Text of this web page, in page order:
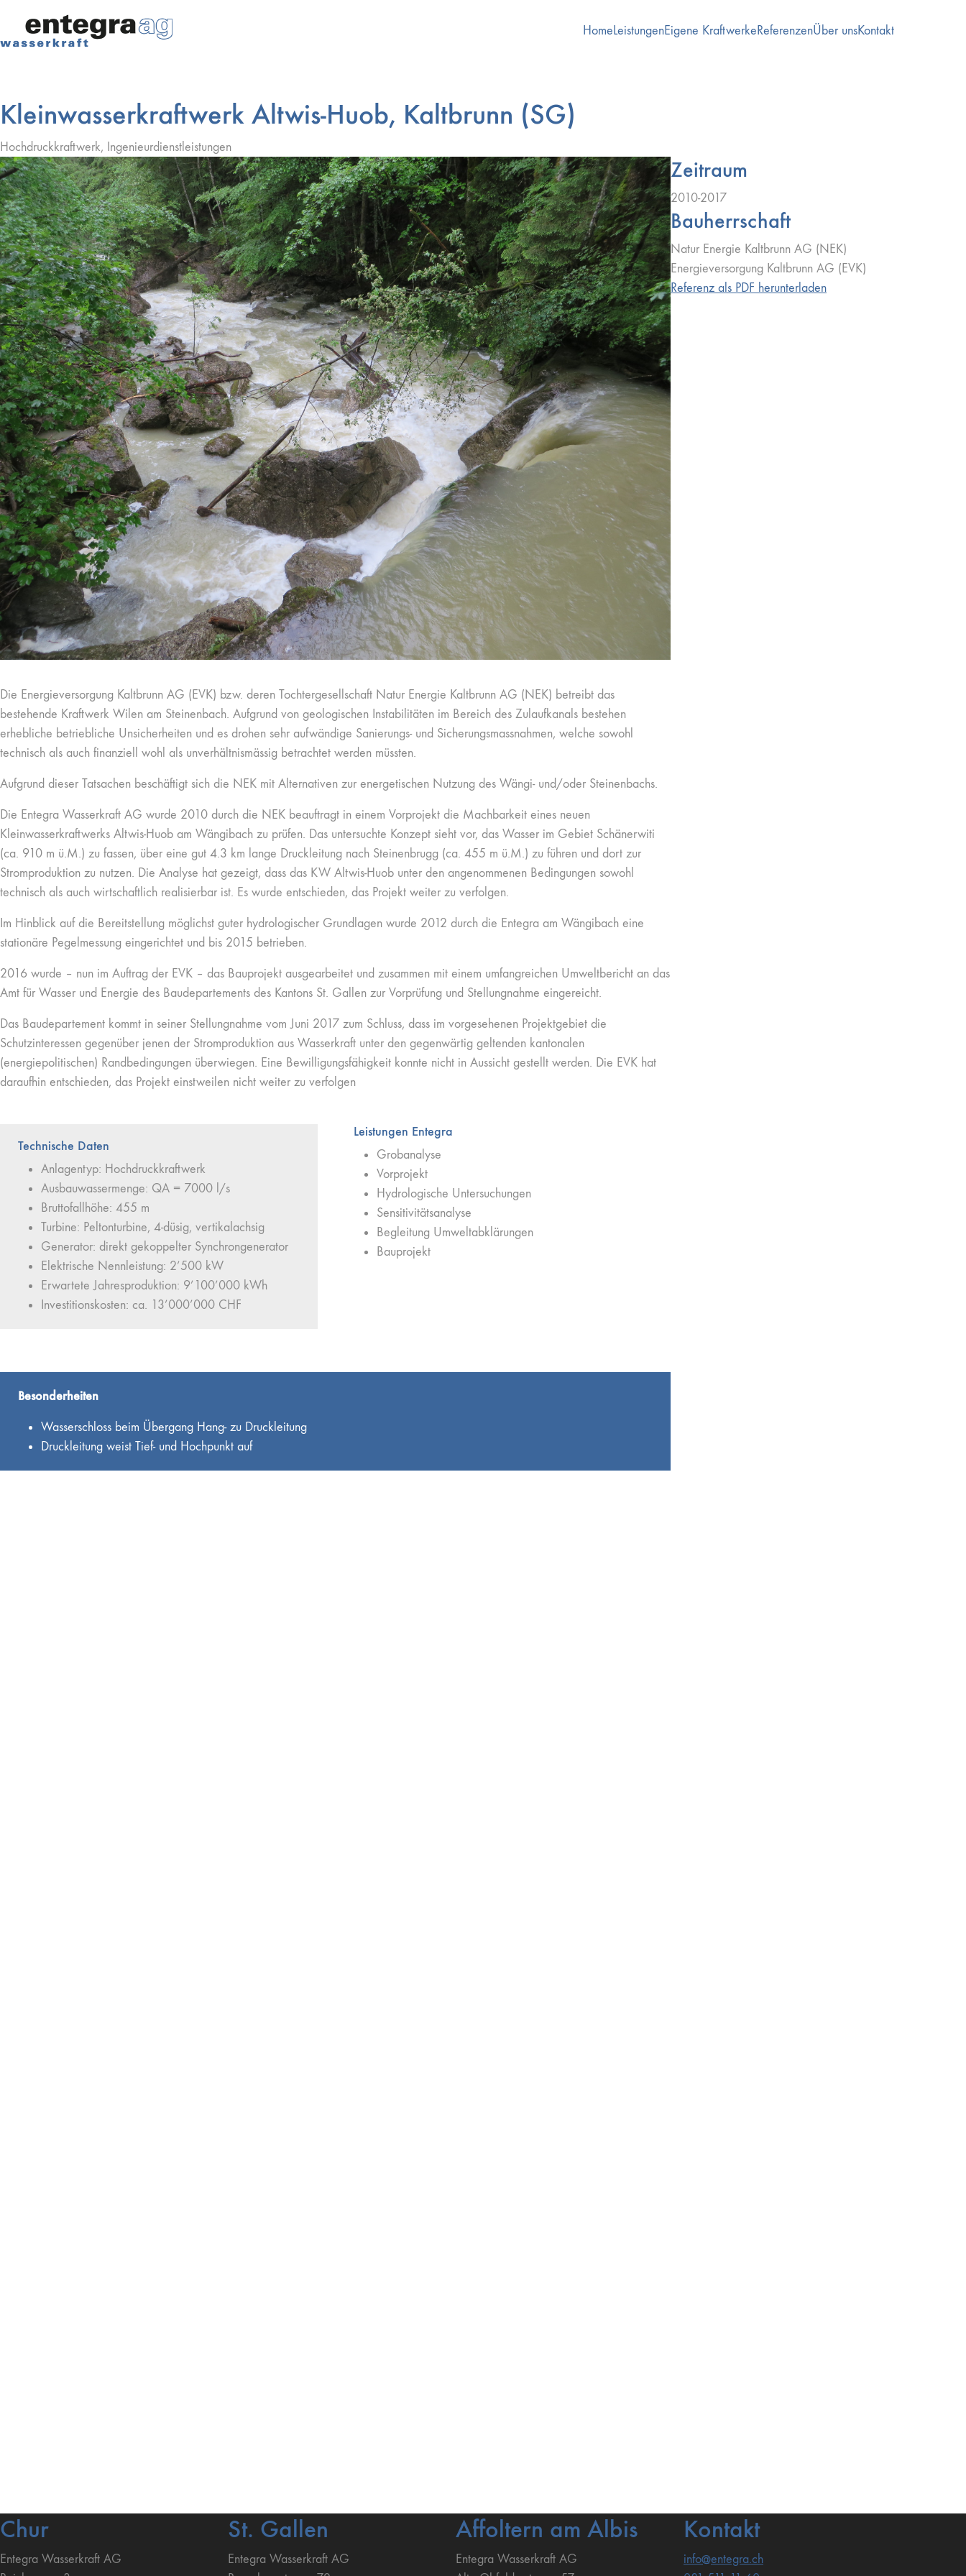
HomeLeistungenEigene KraftwerkeReferenzenÜber unsKontakt
Kleinwasserkraftwerk Altwis-Huob, Kaltbrunn (SG)
Hochdruckkraftwerk, Ingenieurdienstleistungen
Die Energieversorgung Kaltbrunn AG (EVK) bzw. deren Tochtergesellschaft Natur Energie Kaltbrunn AG (NEK) betreibt das
bestehende Kraftwerk Wilen am Steinenbach. Aufgrund von geologischen Instabilitäten im Bereich des Zulaufkanals bestehen
erhebliche betriebliche Unsicherheiten und es drohen sehr aufwändige Sanierungs- und Sicherungsmassnahmen, welche sowohl
technisch als auch finanziell wohl als unverhältnismässig betrachtet werden müssten.
Aufgrund dieser Tatsachen beschäftigt sich die NEK mit Alternativen zur energetischen Nutzung des Wängi- und/oder Steinenbachs.
Die Entegra Wasserkraft AG wurde 2010 durch die NEK beauftragt in einem Vorprojekt die Machbarkeit eines neuen
Kleinwasserkraftwerks Altwis-Huob am Wängibach zu prüfen. Das untersuchte Konzept sieht vor, das Wasser im Gebiet Schänerwiti
(ca. 910 m ü.M.) zu fassen, über eine gut 4.3 km lange Druckleitung nach Steinenbrugg (ca. 455 m ü.M.) zu führen und dort zur
Stromproduktion zu nutzen. Die Analyse hat gezeigt, dass das KW Altwis-Huob unter den angenommenen Bedingungen sowohl
technisch als auch wirtschaftlich realisierbar ist. Es wurde entschieden, das Projekt weiter zu verfolgen.
Im Hinblick auf die Bereitstellung möglichst guter hydrologischer Grundlagen wurde 2012 durch die Entegra am Wängibach eine
stationäre Pegelmessung eingerichtet und bis 2015 betrieben.
2016 wurde – nun im Auftrag der EVK – das Bauprojekt ausgearbeitet und zusammen mit einem umfangreichen Umweltbericht an das
Amt für Wasser und Energie des Baudepartements des Kantons St. Gallen zur Vorprüfung und Stellungnahme eingereicht.
Das Baudepartement kommt in seiner Stellungnahme vom Juni 2017 zum Schluss, dass im vorgesehenen Projektgebiet die
Schutzinteressen gegenüber jenen der Stromproduktion aus Wasserkraft unter den gegenwärtig geltenden kantonalen
(energiepolitischen) Randbedingungen überwiegen. Eine Bewilligungsfähigkeit konnte nicht in Aussicht gestellt werden. Die EVK hat
daraufhin entschieden, das Projekt einstweilen nicht weiter zu verfolgen
Technische Daten
Anlagentyp: Hochdruckkraftwerk
Ausbauwassermenge: QA = 7000 l/s
Bruttofallhöhe: 455 m
Turbine: Peltonturbine, 4-düsig, vertikalachsig
Generator: direkt gekoppelter Synchrongenerator
Elektrische Nennleistung: 2’500 kW
Erwartete Jahresproduktion: 9’100’000 kWh
Investitionskosten: ca. 13’000’000 CHF
Leistungen Entegra
Grobanalyse
Vorprojekt
Hydrologische Untersuchungen
Sensitivitätsanalyse
Begleitung Umweltabklärungen
Bauprojekt
Besonderheiten
Wasserschloss beim Übergang Hang- zu Druckleitung
Druckleitung weist Tief- und Hochpunkt auf
Zeitraum
2010-2017
Bauherrschaft
Natur Energie Kaltbrunn AG (NEK)
Energieversorgung Kaltbrunn AG (EVK)
Referenz als PDF herunterladen
Chur
Entegra Wasserkraft AG
St. Gallen
Entegra Wasserkraft AG
Affoltern am Albis
Entegra Wasserkraft AG
Kontakt
info@entegra.ch